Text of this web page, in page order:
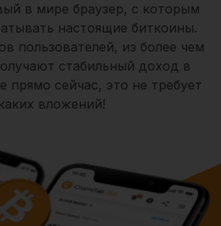
в мире браузер, с которым
настоящие биткоины.
пользователей, из более чем
стабильный доход в
прямо сейчас, это не требует
вложений!